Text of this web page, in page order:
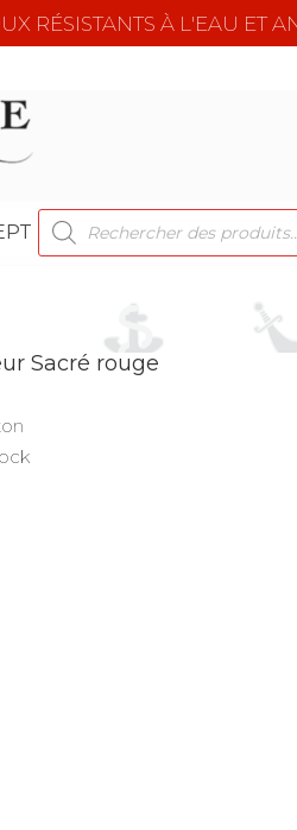
RÉSISTANTS À L'EAU ET
RECHERCHE
DE
PRODUITS
Sacré rouge